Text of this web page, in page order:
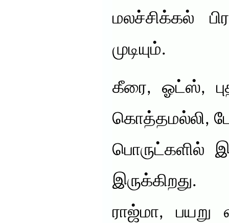
மலச்சிக்கல்
முடியும்.
கீரை, ஓட்ஸ்,
கொத்தமல்லி,
பொருட்களில்
ராஜ்மா, பயறு